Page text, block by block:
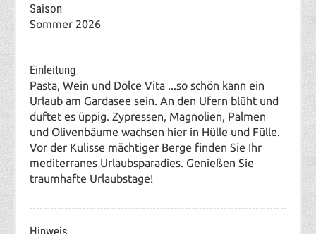
Saison
Sommer 2026
Einleitung
Pasta, Wein und Dolce Vita ...so schön kann ein
Urlaub am Gardasee sein. An den Ufern blüht und
duftet es üppig. Zypressen, Magnolien, Palmen
und Olivenbäume wachsen hier in Hülle und Fülle.
Vor der Kulisse mächtiger Berge finden Sie Ihr
mediterranes Urlaubsparadies. Genießen Sie
traumhafte Urlaubstage!
Hinweis